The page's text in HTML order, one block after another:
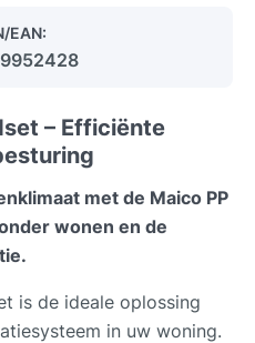
EAN:
– Efficiënte
met de Maico PP
wonen en de
is de ideale oplossing
in uw woning.